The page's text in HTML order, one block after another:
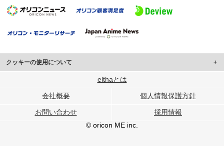
クッキーの使用について
このサイトでは Cookie を使用して、ユーザーに合わせたコンテンツや広告の
行っています。
メディアや広告配信、データ解析の各パートナーに提供しています。
各パートナーは、この情報とユーザーが各パートナーに提供した他の情報や、
ユーザーが各パートナーのサービスを使用したときに収集した他の情報を組み
elthaとは
会社概要 個人情報保護方針
お問い合わせ
採用情報
© oricon ME inc.